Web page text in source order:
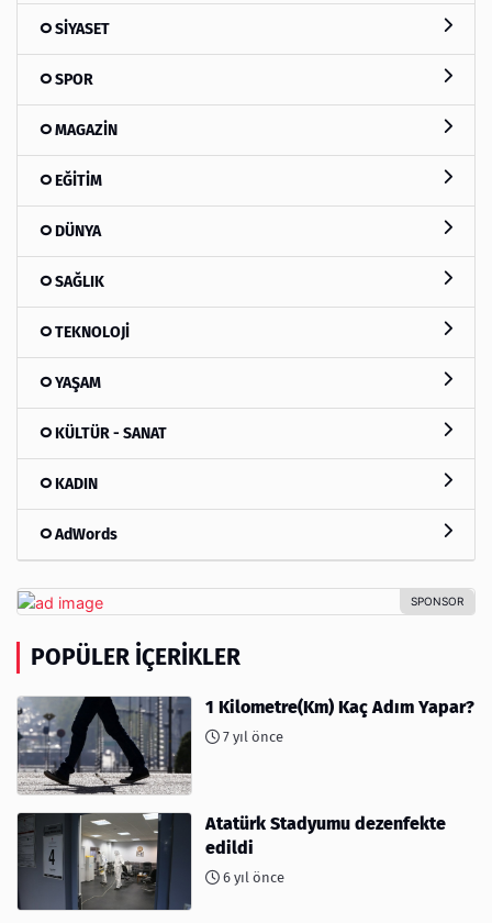
SİYASET
SPOR
MAGAZİN
EĞİTİM
DÜNYA
SAĞLIK
TEKNOLOJİ
YAŞAM
KÜLTÜR - SANAT
KADIN
AdWords
POPÜLER İÇERIKLER
1 Kilometre(Km) Kaç Adım Yapar?
7 yıl önce
Atatürk Stadyumu dezenfekte
edildi
6 yıl önce